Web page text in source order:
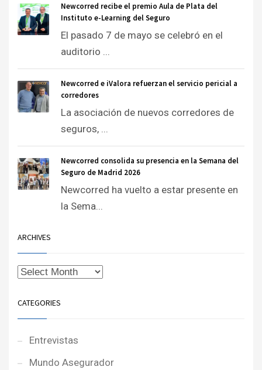
Newcorred recibe el premio Aula de Plata del
Instituto e-Learning del Seguro
El pasado 7 de mayo se celebró en el
auditorio ...
Newcorred e iValora refuerzan el servicio pericial a
corredores
La asociación de nuevos corredores de
seguros, ...
Newcorred consolida su presencia en la Semana del
Seguro de Madrid 2026
Newcorred ha vuelto a estar presente en
la Sema...
ARCHIVES
CATEGORIES
Entrevistas
Mundo Asegurador